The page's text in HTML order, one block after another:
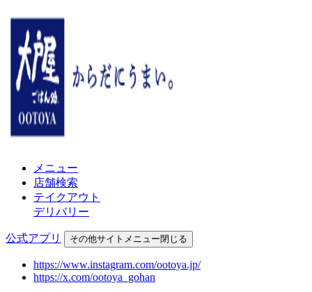
メニュー
店舗検索
テイクアウト
デリバリー
公式アプリ その他サイトメニュー閉じる
https://www.instagram.com/ootoya.jp/
https://x.com/ootoya_gohan